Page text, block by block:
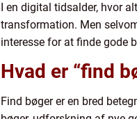
I en digital tidsalder, hvor
transformation. Men
interesse for at finde gode
Hvad er “find
Find bøger er en bred